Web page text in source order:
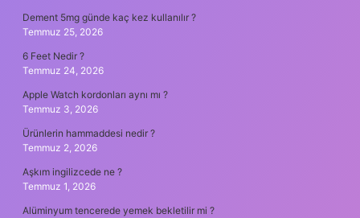
Dement 5mg günde kaç kez kullanılır ?
Temmuz 25, 2026
6 Feet Nedir ?
Temmuz 24, 2026
Apple Watch kordonları aynı mı ?
Temmuz 3, 2026
Ürünlerin hammaddesi nedir ?
Temmuz 2, 2026
Aşkım ingilizcede ne ?
Temmuz 1, 2026
Alüminyum tencerede yemek bekletilir mi ?